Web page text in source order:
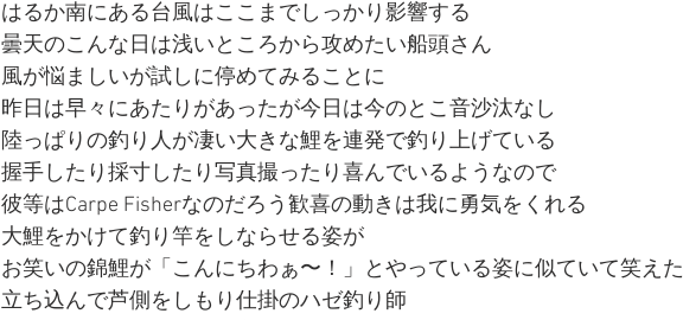
はるか南にある台風はここまでしっかり影響する
曇天のこんな日は浅いところから攻めたい船頭さん
風が悩ましいが試しに停めてみることに
昨日は早々にあたりがあったが今日は今のとこ音沙汰なし
陸っぱりの釣り人が凄い大きな鯉を連発で釣り上げている
握手したり採寸したり写真撮ったり喜んでいるようなので
彼等はCarpe Fisherなのだろう歓喜の動きは我に勇気をくれる
大鯉をかけて釣り竿をしならせる姿が
お笑いの錦鯉が「こんにちわぁ〜！」とやっている姿に似ていて笑えた
立ち込んで芦側をしもり仕掛のハゼ釣り師